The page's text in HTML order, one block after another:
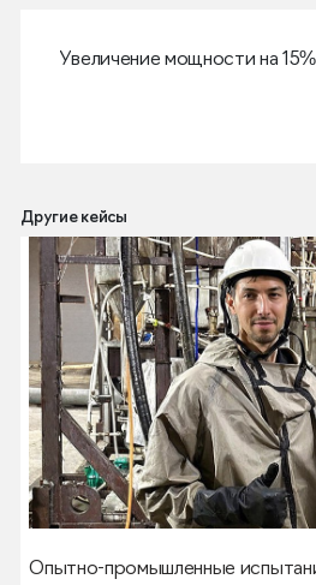
Увеличение мощности на 15%
Другие кейсы
Опытно-промышленные